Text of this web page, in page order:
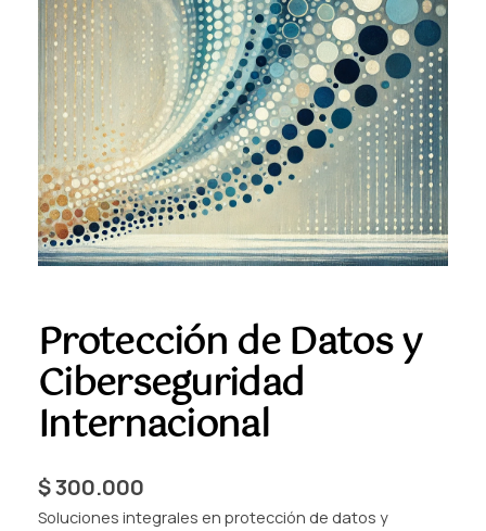
Protección de Datos y
Ciberseguridad
Internacional
$300.000
Soluciones integrales en protección de datos y